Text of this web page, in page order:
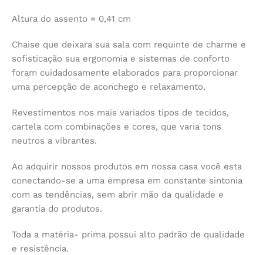
Altura do assento = 0,41 cm
Chaise que deixara sua sala com requinte de charme e
sofisticação sua ergonomia e sistemas de conforto
foram cuidadosamente elaborados para proporcionar
uma percepção de aconchego e relaxamento.
Revestimentos nos mais variados tipos de tecidos,
cartela com combinações e cores, que varia tons
neutros a vibrantes.
Ao adquirir nossos produtos em nossa casa você esta
conectando-se a uma empresa em constante sintonia
com as tendências, sem abrir mão da qualidade e
garantia do produtos.
Toda a matéria- prima possui alto padrão de qualidade
e resistência.